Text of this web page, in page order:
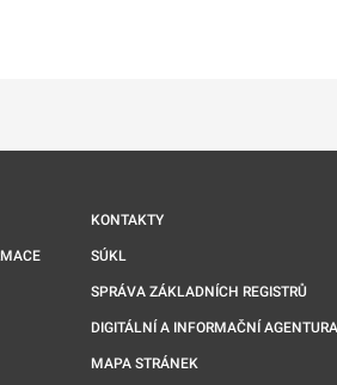
KONTAKTY
SÚKL
SPRÁVA ZÁKLADNÍCH REGISTRŮ
DIGITÁLNÍ A INFORMAČNÍ AGENTURA
MAPA STRÁNEK